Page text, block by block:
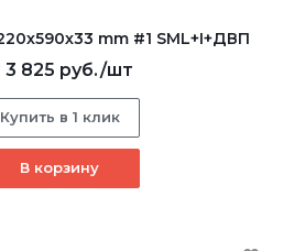
mm #1 SML+I+ДВП
3 825 руб./шт
Купить в 1 клик
В корзину